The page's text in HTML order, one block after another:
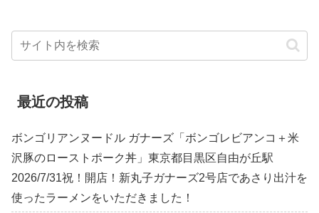
最近の投稿
ボンゴリアンヌードル ガナーズ「ボンゴレビアンコ＋米
沢豚のローストポーク丼」東京都目黒区自由が丘駅
2026/7/31祝！開店！新丸子ガナーズ2号店であさり出汁を
使ったラーメンをいただきました！